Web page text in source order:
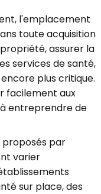
l'emplacement
toute acquisition
assurer la
services de santé,
plus critique.
facilement aux
entreprendre de
proposés par
varier
sur place, des